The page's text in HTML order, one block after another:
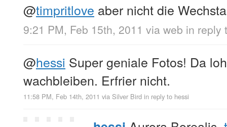
@timpritlove aber nicht die
9:21 PM, Feb 15th, 2011 via web in reply
@hessi Super geniale Fotos! Da
wachbleiben. Erfrier nicht.
11:58 PM, Feb 14th, 2011 via Silver Bird in reply to hessi